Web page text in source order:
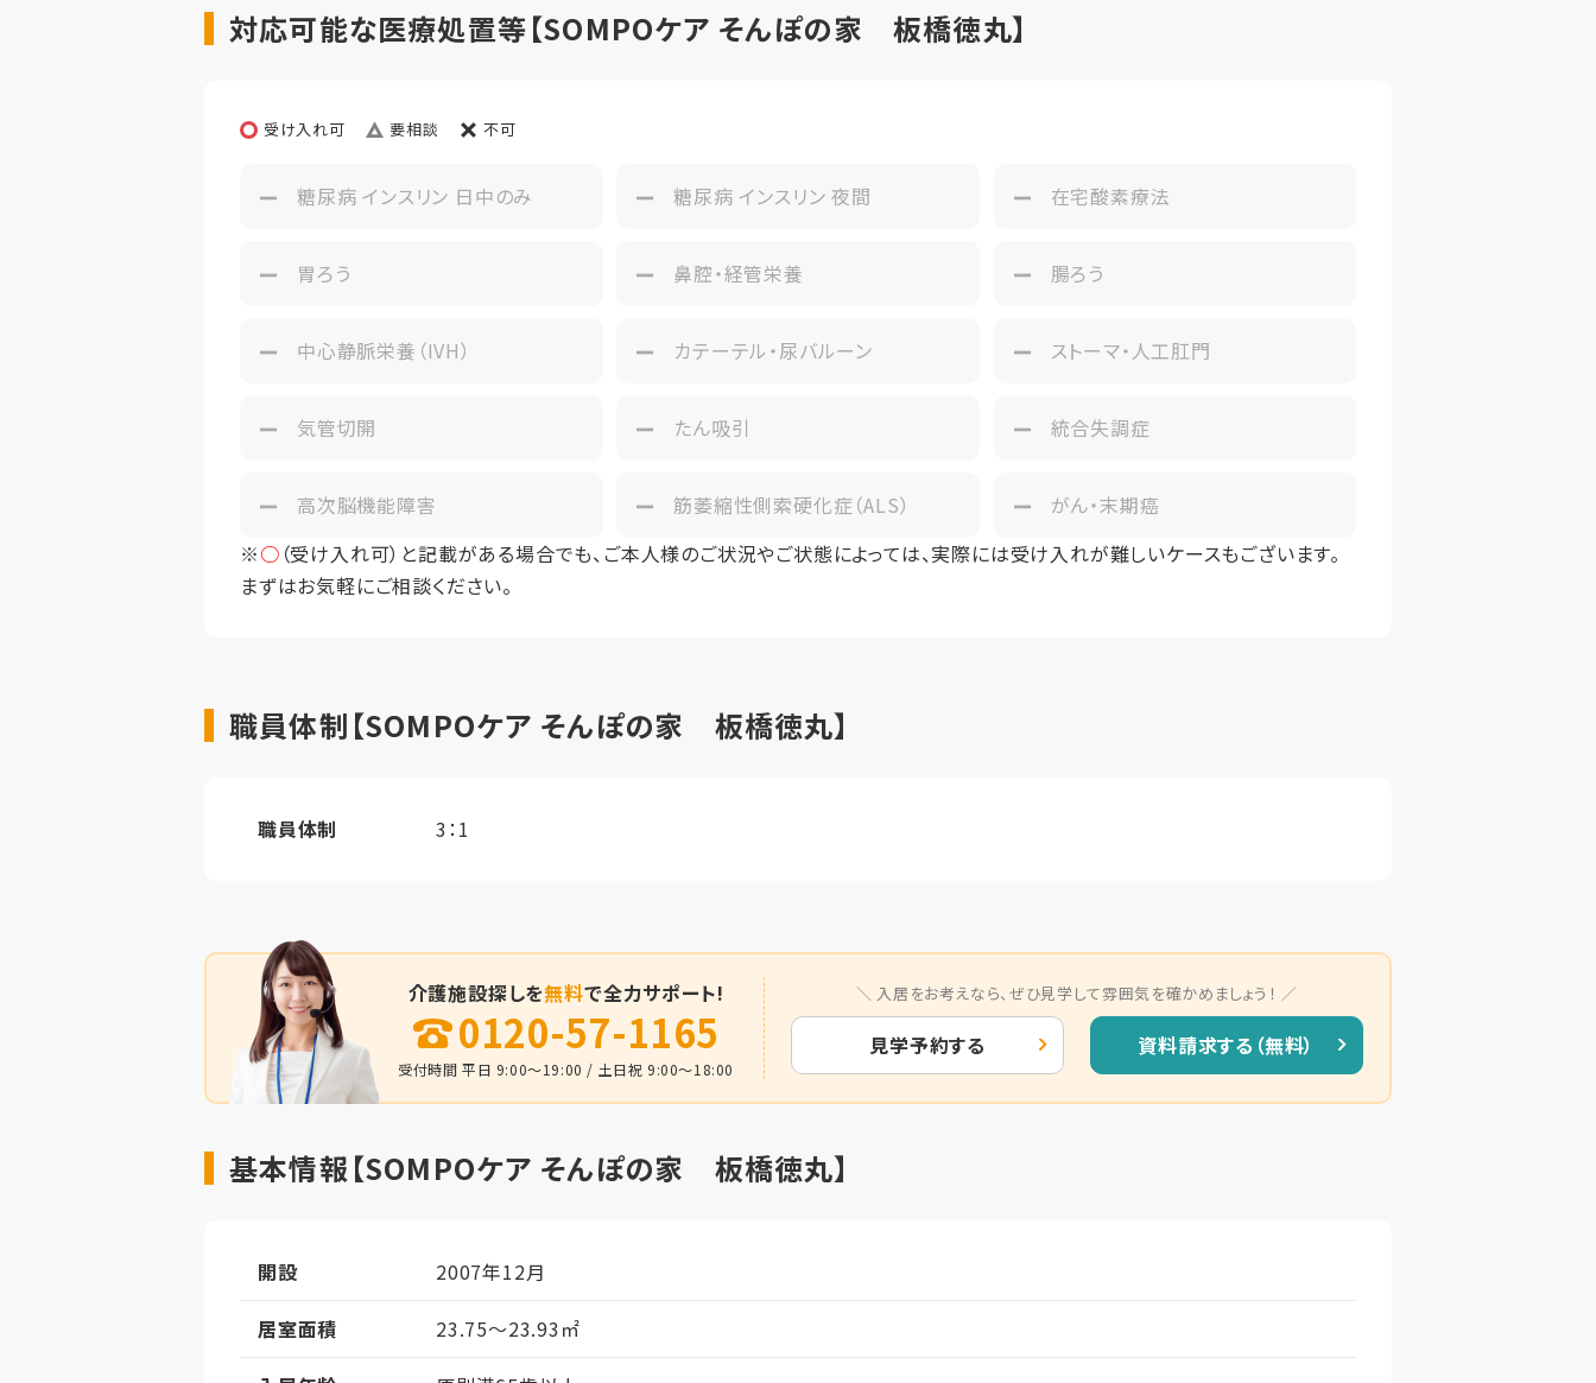
対応可能な医療処置等【SOMPOケア そんぽの家 板橋徳丸】
受け入れ可 要相談 不可
糖尿病 インスリン 日中のみ 糖尿病 インスリン 夜間 在宅酸素療法
胃ろう 鼻腔・経管栄養 腸ろう
中心静脈栄養（IVH） カテーテル・尿バルーン ストーマ・人工肛門
気管切開 たん吸引 統合失調症
高次脳機能障害 筋萎縮性側索硬化症（ALS）
がん・末期癌
※○ （受け入れ可）と記載がある場合でも、ご本人様のご状況やご状態によっては、実際には受け入れが難しいケースもございます。
まずはお気軽にご相談ください。
職員体制【SOMPOケア そんぽの家 板橋徳丸】
職員体制 3：1
介護施設探しを無料で全力サポート!
0120-57-1165
受付時間 平日 9:00～19:00 / 土日祝 9:00～18:00
入居をお考えなら、ぜひ見学して雰囲気を確かめましょう！
見学予約する 資料請求する（無料）
基本情報【SOMPOケア そんぽの家 板橋徳丸】
開設
2007年12月
居室面積
23.75～23.93㎡